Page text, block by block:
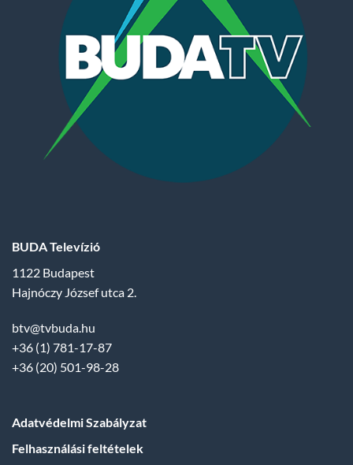
BUDA Televízió
1122 Budapest
Hajnóczy József utca 2.
btv@tvbuda.hu
+36 (1) 781-17-87
+36 (20) 501-98-28
Adatvédelmi Szabályzat
Felhasználási feltételek